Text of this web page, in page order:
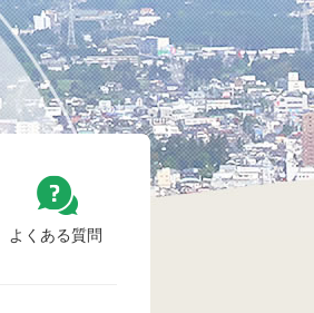
よくある質問